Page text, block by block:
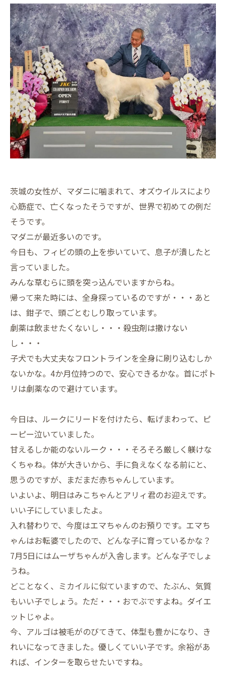
茨城の女性が、マダニに噛まれて、オズウイルスにより
心筋症で、亡くなったそうですが、世界で初めての例だ
そうです。
マダニが最近多いのです。
今日も、フィビの頭の上を歩いていて、息子が潰したと
言っていました。
みんな草むらに頭を突っ込んでいますからね。
帰って来た時には、全身探っているのですが・・・あと
は、鉗子で、頭ごとむしり取っています。
劇薬は飲ませたくないし・・・殺虫剤は撒けない
し・・・
子犬でも大丈夫なフロントラインを全身に刷り込むしか
ないかな。4か月位持つので、安心できるかな。首にポト
リは劇薬なので避けています。
今日は、ルークにリードを付けたら、転げまわって、ピ
ーピー泣いていました。
甘えるしか能のないルーク・・・そろそろ厳しく躾けな
くちゃね。体が大きいから、手に負えなくなる前にと、
思うのですが、まだまだ赤ちゃんしています。
いよいよ、明日はみこちゃんとアリィ君のお迎えです。
いい子にしていましたよ。
入れ替わりで、今度はエマちゃんのお預りです。エマち
ゃんはお転婆でしたので、どんな子に育っているかな？
7月5日にはムーザちゃんが入舎します。どんな子でしょ
うね。
どことなく、ミカイルに似ていますので、たぶん、気質
もいい子でしょう。ただ・・・おでぶですよね。ダイエ
ットじゃよ。
今、アルゴは被毛がのびてきて、体型も豊かになり、き
れいになってきました。優しくていい子です。余裕があ
れば、インターを取らせたいですね。